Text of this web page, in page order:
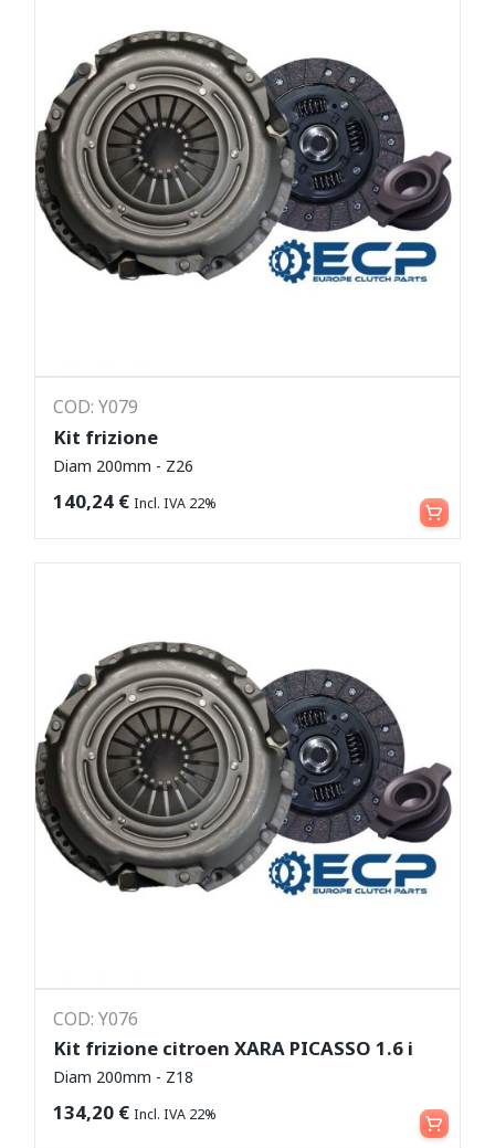
COD: Y079
Kit frizione
Diam 200mm - Z26
140,24 € Incl. IVA 22% Leggi tutto
COD: Y076
Kit frizione citroen XARA PICASSO 1.6 i
Diam 200mm - Z18
134,20 € Incl. IVA 22% Aggiungi al carrello